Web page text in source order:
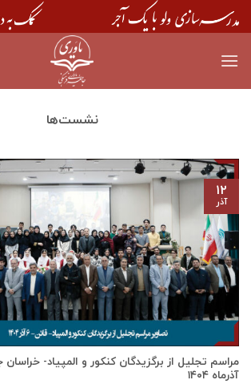
Skip
to
نشست‌ها
آذر‌ماه ۱۴۰۴
۱۲
آذر